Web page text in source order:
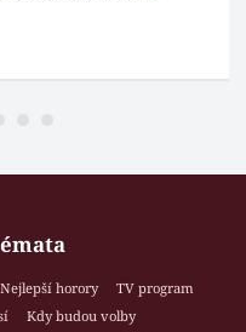
Nejlepší horory
TV program
Kdy budou volby